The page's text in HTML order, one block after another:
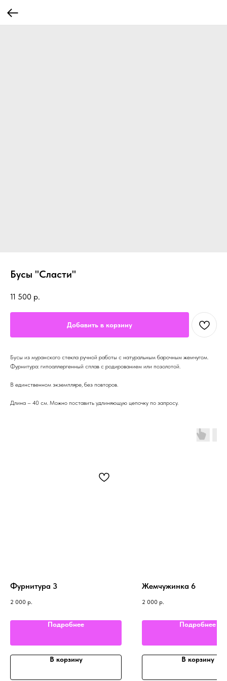
Бусы "Сласти"
11 500 р.
Добавить в корзину
Бусы из муранского стекла ручной работы с натуральным барочным жемчугом.
Фурнитура: гипоаллергенный сплав с родированием или позолотой.
В единственном экземпляре, без повторов.
Длина – 40 см. Можно поставить удлиняющую цепочку по запросу.
Фурнитура 3
2 000 р.
Подробнее
В корзину
Жемчужинка 6
2 000 р.
Подробнее
В корзину